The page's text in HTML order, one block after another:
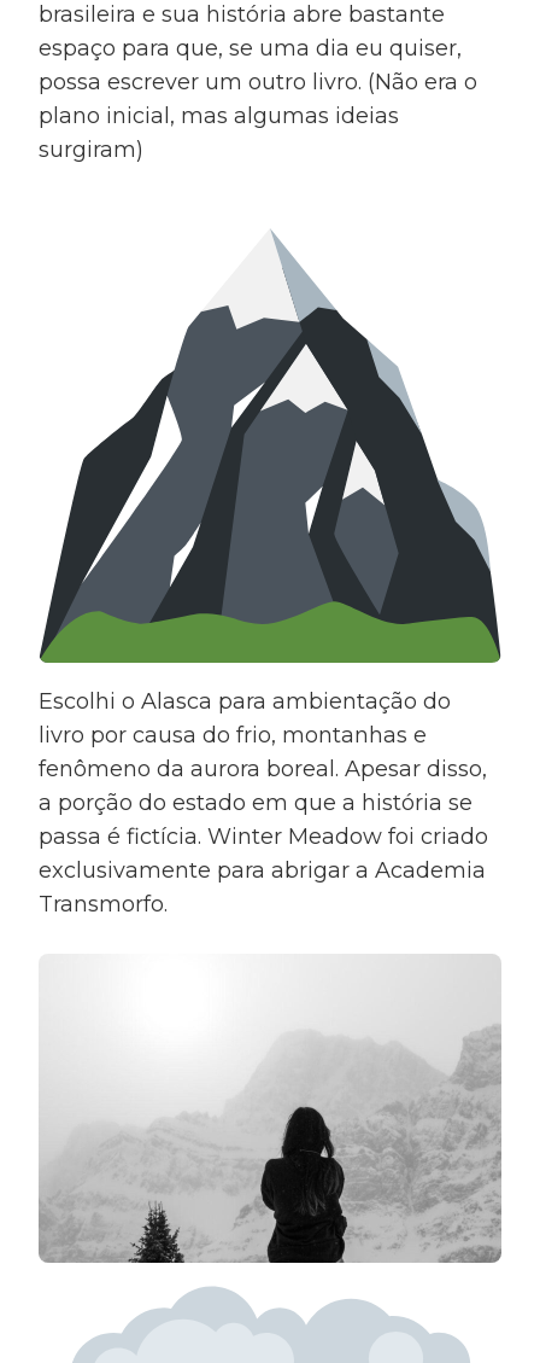
brasileira e sua história abre bastante
espaço para que, se uma dia eu quiser,
possa escrever um outro livro. (Não era o
plano inicial, mas algumas ideias
surgiram)
Escolhi o Alasca para ambientação do
livro por causa do frio, montanhas e
fenômeno da aurora boreal. Apesar disso,
a porção do estado em que a história se
passa é fictícia. Winter Meadow foi criado
exclusivamente para abrigar a Academia
Transmorfo.